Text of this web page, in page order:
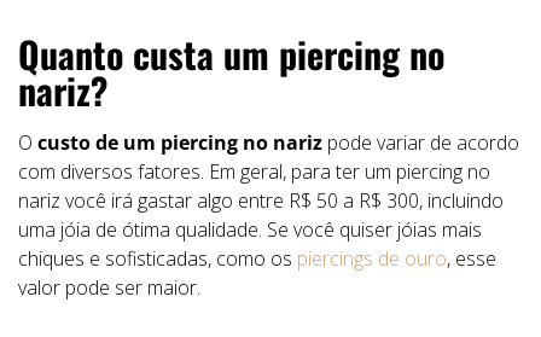
Quanto custa um piercing no
nariz?
O custo de um piercing no nariz pode variar de acordo
com diversos fatores. Em geral, para ter um piercing no
nariz você irá gastar algo entre R$ 50 a R$ 300, incluindo
uma jóia de ótima qualidade. Se você quiser jóias mais
chiques e sofisticadas, como os piercings de ouro, esse
valor pode ser maior.